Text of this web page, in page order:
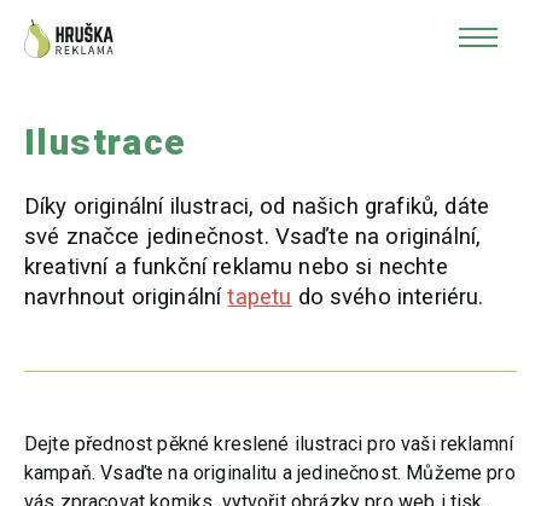
Ilustrace
Díky originální ilustraci, od našich grafiků, dáte
své značce jedinečnost. Vsaďte na originální,
kreativní a funkční reklamu nebo si nechte
navrhnout originálnítapetu do svého interiéru.
Dejte přednost pěkné kreslené ilustraci pro vaši reklamní
kampaň. Vsaďte na originalitu a jedinečnost. Můžeme pro